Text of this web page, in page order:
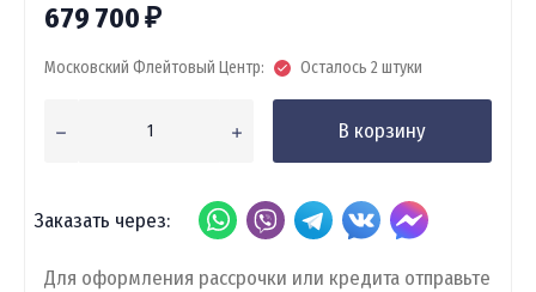
679 700₽
Московский Флейтовый Центр: Осталось 2 штуки
В корзину
Заказать через:
Для оформления рассрочки или кредита отправьте